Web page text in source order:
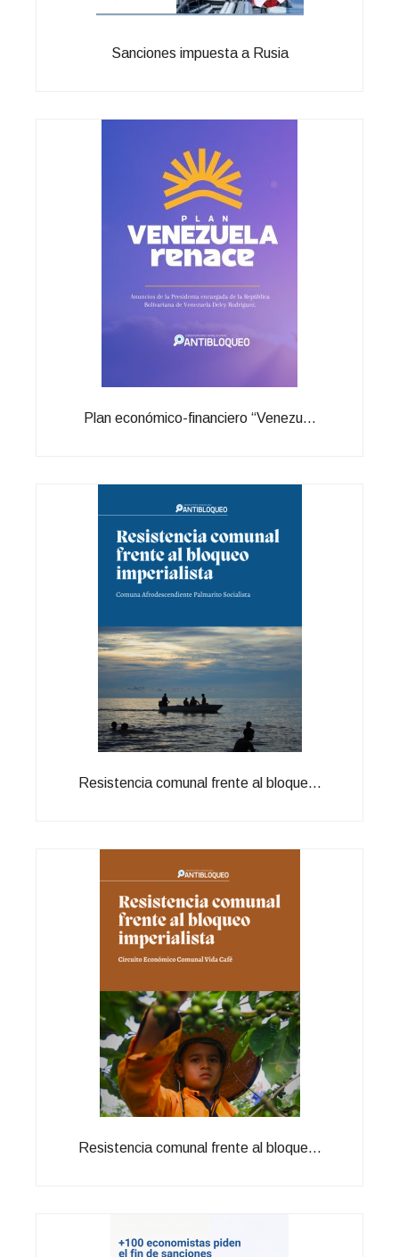
Sanciones impuesta a Rusia
Plan económico-financiero “Venezu...
Resistencia comunal frente al bloque...
Resistencia comunal frente al bloque...